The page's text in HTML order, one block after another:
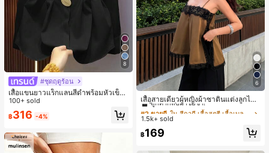
8
#ชุดฤดูร้อน
เสื้อแขนยาวแร็กแลนสีดำพร้อมหัวเข็ม
ขัดโลหะ ฤดูใบไม้ผลิ/ฤดูร้อน สไตล์โบฮีเ
มียนวินเทจ เหมาะสำหรับงานแต่งงาน
งานปาร์ตี้ การเดินทางไปทำงาน และสุ
100+ sold
฿316 -4%
6
เสื้อสายเดี่ยวผู้หญิงผ้าซาตินแต่งลูกไม้
- เสื้อสายเดี่ยวฤดูร้อนสีคากีมีรอยผ่าด้า
นข้างที่น่าดึงดูดแบบสบายๆ
#2 ขายดี
ใน สีกากี เสื้อสตรี เสื้อเบลาส์ & Tee
ลูกค้ากลับมาซื้อซ้ำ!
#2 ขายดี
ลูกค้ากลับมาซื้อซ้ำ!
#2 ขายดี
ลูกค้ากลับมาซื้อซ้ำ!
#2 ขายดี
ใน สีกากี เสื้อสตรี เสื้อเบลาส์ & Tee
1.5k+ sold
฿169